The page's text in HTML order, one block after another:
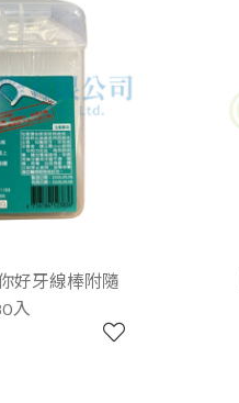
好牙線棒附隨
入